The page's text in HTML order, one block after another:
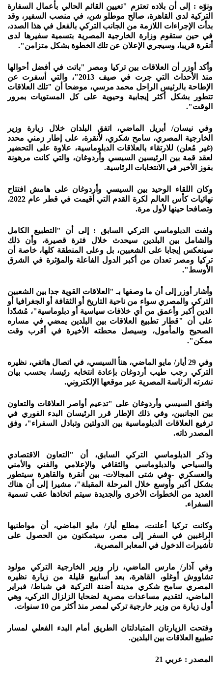
ونوّه : إلى أن بلاده تعتزم "تعيين القائم الحالي بأعمال السفارة
التركية لدى القاهرة، صالح موطلو شن، في منصب السفير، وقد
بدأت الإجراءات اللازمة من الجانب التركي بالفعل في هذا الصدد،
في حين ستقوم وزارة الخارجية المصرية بتسمية سفيرها لدى
أنقرة قريبا، وسيجري الإعلان عن تلك الخطوة بشكل متزامن".
وأكد أوزر أن العلاقات بين تركيا ومصر "باتت في أفضل أحوالها
منذ الأحداث التي جرت في صيف 2013"، والتي أسفرت عن
الإطاحة بالرئيس الراحل محمد مرسي، موضحا أن "تلك العلاقات
تتطور بشكل أكثر إيجابية وحيوية على كل المستويات بمرور
الوقت".
وفي نيسان/ أبريل الماضي، اتفق البلدان خلال زيارة وزير
الخارجية المصري، سامح شكري، لأنقرة، على إطار زمني محدد
(غير مُعلن) للارتقاء بالعلاقات الدبلوماسية، علاوة على التحضير
لعقد قمة بين الرئيسين السيسي وأردوغان، والتي كانت مرهونة
بفوز الأخير في الانتخابات الرئاسية.
وكان اللقاء الوحيد بين السيسي وأردوغان على هامش افتتاح
نهائيات كأس العالم لكرة القدم التي أقيمت في قطر عام 2022،
وتصافحا حينها لأول مرة.
ولفت الدبلوماسي التركي السابق : إلى أن "التطبيع الكامل
والشامل بين البلدين سيحدث خلال فترة قصيرة، وأن ذلك
سينعكس إيجابا على الشعبين، بل وعلى المنطقة كلها، خاصة أن
تركيا ومصر تعدان من أكبر الدول الفاعلة والمؤثرة في الشرق
الأوسط".
وأشار أوزر إلى أن ما وصفها بـ "العلاقات القوية جدا بين الشعبين
التركي والمصري سواء من ناحية التاريخ أو الثقافة أو الجغرافيا أو
الدين أكبر وأعمق من أي خلافات سياسية أو دبلوماسية"، مُشدّدا
على أن "قطار تطبيع العلاقات بين البلدين يمضي في مساره
الصحيح والمأمول، وسيصل محطته الأخيرة في أقرب وقت
ممكن".
وفي 29 أيار/ مايو الماضي، هنأ السيسي، في اتصال هاتفي، نظيره
التركي رجب طيب أردوغان بإعادة انتخابه رئيسا، بحسب بيان
نشرته الرئاسة المصرية عبر موقعها الإلكتروني.
واتفق السيسي وأردوغان على "تدعيم أواصر العلاقات والتعاون
بين الجانبين، وفي ذلك الإطار قرر الرئيسان البدء الفوري في
ترفيع العلاقات الدبلوماسية بين الدولتين وتبادل السفراء"، وفق
المصدر ذاته.
وذكر الدبلوماسي التركي السابق، أن "التعاون الاقتصادي
والسياحي والدبلوماسي والثقافي والإعلامي والفني والأمني
والعسكري -وفي شتى المجالات- بين أنقرة والقاهرة سيتطور
بشكل أكبر وأوسع خلال المرحلة المقبلة"، مشيرا إلى أن هناك
العديد من الخطوات الأخرى والجديدة سيتم اتخاذها عقب تسمية
السفراء.
وكانت تركيا أعلنت، مطلع أيار/ مايو الماضي، أن مواطنيها
الراغبين في السفر إلى مصر، سيتمكنون من الحصول على
تأشيرات الدخول في المعابر المصرية.
وفي آذار/ مارس الماضي، زار وزير الخارجية التركي مولود
تشاووش أوغلو، القاهرة، بعد أسابيع قليلة من زيارة نظيره
المصري سامح شكري مدينة أضنة التركية في شباط/ فبراير
الماضي، لتقديم مساعدات مصرية لضحايا الزلزال التركي، وهي
أول زيارة من وزير خارجية تركي لمصر منذ أكثر من 10 سنوات.
وفتحت الزيارتان المتبادلتان الطريق أمام البدء الفعلي لمسار
تطبيع العلاقات بين البلدين.
المصدر : عربي 21